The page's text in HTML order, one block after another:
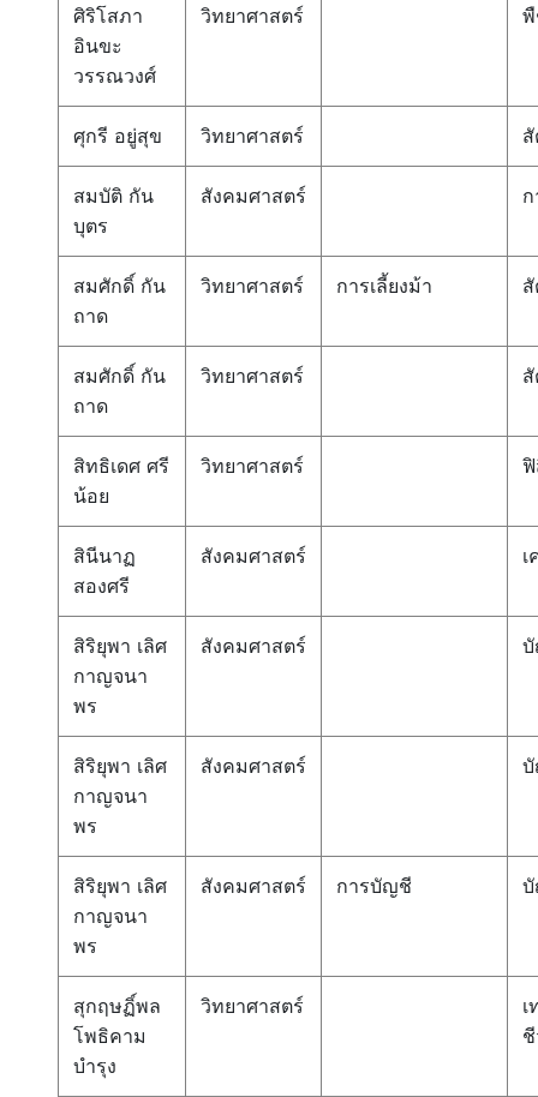
ศิริโสภา
อินขะ
วรรณวงศ์
วิทยาศาสตร์
ศุกรี อยู่สุข วิทยาศาสตร์
สมบัติ กัน
บุตร
สังคมศาสตร์
สมศักดิ์ กัน
ถาด
วิทยาศาสตร์ การเลี้ยงม้า
สมศักดิ์ กัน
ถาด
วิทยาศาสตร์
สิทธิเดศ ศรี
น้อย
วิทยาศาสตร์
สินีนาฏ
สองศรี
สังคมศาสตร์ เ
สิริยุพา เลิศ
กาญจนา
พร
สังคมศาสตร์
สิริยุพา เลิศ
กาญจนา
พร
สังคมศาสตร์
สิริยุพา เลิศ
กาญจนา
พร
สังคมศาสตร์ การบัญชี
สุกฤษฏิ์พล
โพธิคาม
บำรุง
วิทยาศาสตร์